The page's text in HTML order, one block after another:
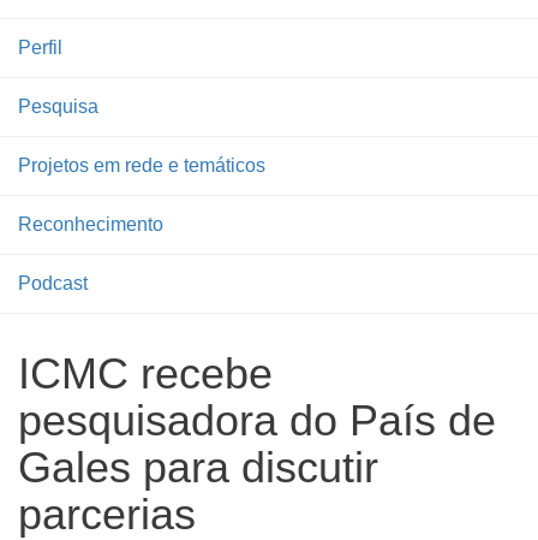
Perfil
Pesquisa
Projetos em rede e temáticos
Reconhecimento
Podcast
ICMC recebe
pesquisadora do País de
Gales para discutir
parcerias